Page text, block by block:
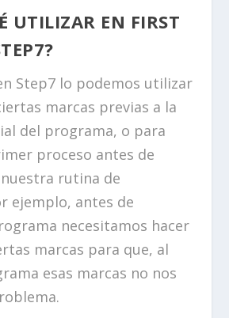
UTILIZAR EN FIRST
Step7 lo podemos utilizar
marcas previas a la
del programa, o para
proceso antes de
rutina de
ejemplo, antes de
necesitamos hacer
marcas para que, al
esas marcas no nos